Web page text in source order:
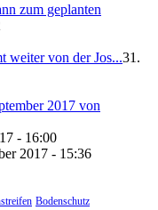
zum geplanten
weiter von der Jos...31.
2017 von
- 16:00
2017 - 15:36
Bodenschutz